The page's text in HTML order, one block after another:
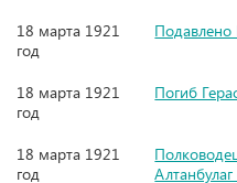
18 марта 1921
год
Подавлено
18 марта 1921
год
Погиб
18 марта 1921
год